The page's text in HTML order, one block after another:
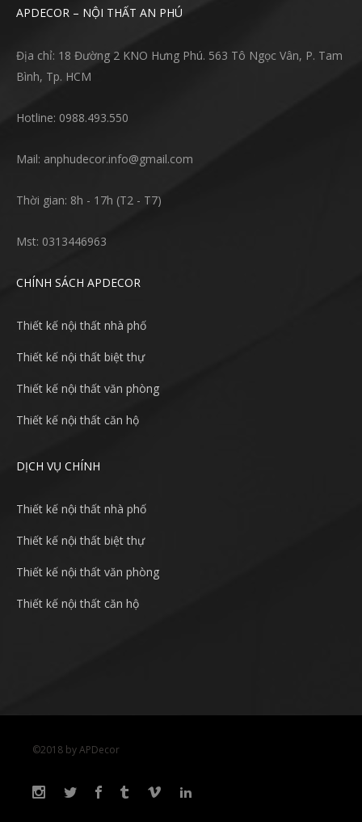
APDECOR – NỘI THẤT AN PHÚ
Địa chỉ: 18 Đường 2 KNO Hưng Phú. 563 Tô Ngọc Vân, P. Tam
Bình, Tp. HCM
Hotline: 0988.493.550
Mail: anphudecor.info@gmail.com
Thời gian: 8h - 17h (T2 - T7)
Mst: 0313446963
CHÍNH SÁCH APDECOR
Thiết kế nội thất nhà phố
Thiết kế nội thất biệt thự
Thiết kế nội thất văn phòng
Thiết kế nội thất căn hộ
DỊCH VỤ CHÍNH
Thiết kế nội thất nhà phố
Thiết kế nội thất biệt thự
Thiết kế nội thất văn phòng
Thiết kế nội thất căn hộ
©2018 by APDecor